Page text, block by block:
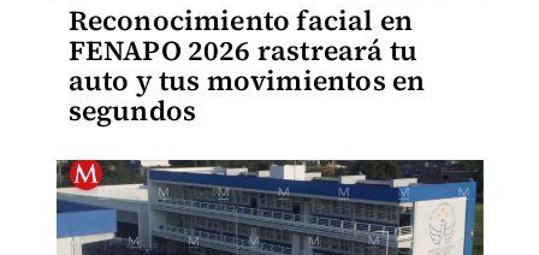
Reconocimiento facial en
FENAPO 2026 rastreará tu
auto y tus movimientos en
segundos